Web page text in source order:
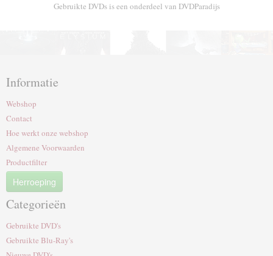
Gebruikte DVDs is een onderdeel van DVDParadijs
Informatie
Webshop
Contact
Hoe werkt onze webshop
Algemene Voorwaarden
Productfilter
Herroeping
Categorieën
Gebruikte DVD's
Gebruikte Blu-Ray's